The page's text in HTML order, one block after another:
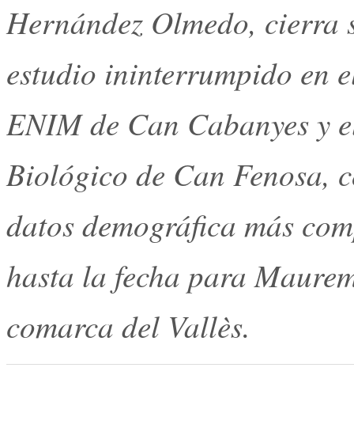
Hernández Olmedo, cierra
estudio ininterrumpido en
ENIM de Can Cabanyes y
Biológico de Can Fenosa,
datos demográfica más
hasta la fecha para
comarca del Vallès.